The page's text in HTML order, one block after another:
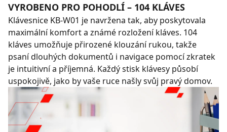
VYROBENO PRO POHODLÍ – 104 KLÁVES
Klávesnice KB-W01 je navržena tak, aby poskytovala
maximální komfort a známé rozložení kláves. 104
kláves umožňuje přirozené klouzání rukou, takže
psaní dlouhých dokumentů i navigace pomocí zkratek
je intuitivní a příjemná. Každý stisk klávesy působí
uspokojivě, jako by vaše ruce našly svůj pravý domov.